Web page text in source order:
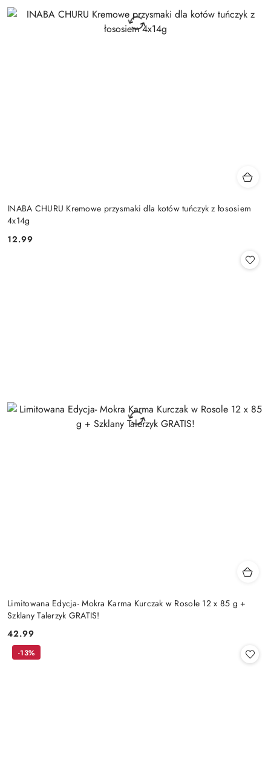
INABA CHURU Kremowe przysmaki dla kotów tuńczyk z łososiem
4x14g
Cena:
12.99
Limitowana Edycja- Mokra Karma Kurczak w Rosole 12 x 85 g +
Szklany Talerzyk GRATIS!
Cena:
42.99
-13%